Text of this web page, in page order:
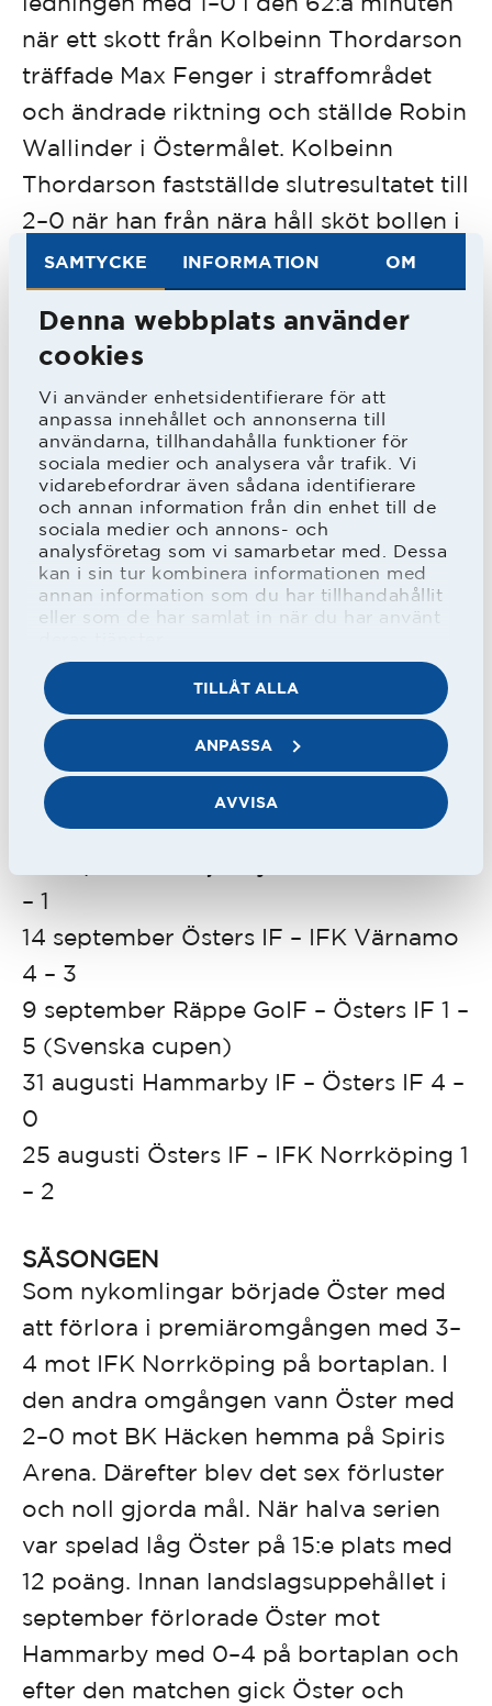
SAMTYCKE INFORMATION OM
Denna webbplats använder
cookies
Vi använder enhetsidentifierare för att
anpassa innehållet och annonserna till
användarna, tillhandahålla funktioner för
sociala medier och analysera vår trafik. Vi
vidarebefordrar även sådana identifierare
och annan information från din enhet till de
sociala medier och annons- och
analysföretag som vi samarbetar med. Dessa
kan i sin tur kombinera informationen med
annan information som du har tillhandahållit
eller som de har samlat in när du har använt
TILLÅT ALLA
ANPASSA
AVVISA
när ett skott från Kolbeinn Thordarson
träffade Max Fenger i straffområdet
och ändrade riktning och ställde Robin
Wallinder i Östermålet. Kolbeinn
Thordarson fastställde slutresultatet till
2–0 när han från nära håll sköt bollen i
mål.
Östers huvudtränare Roberth
Björknesjö blev efter matchen
intervjuad i sändningen från HBO Max
och sa bland annat det här om
matchen:
- Jag är väldigt stolt över killarna. De
kör hela vägen in och försöker. Jag sa
det om vi kan hålla bollen på marken i
andra halvlek, när vi får en utvisad, så
men tyvärr går den inte in.
MATCHFORM
29 september Östers IF – IFK Göteborg
0 – 2
– 1
14 september Östers IF – IFK Värnamo
4 – 3
9 september Räppe GoIF – Östers IF 1 –
5 (Svenska cupen)
31 augusti Hammarby IF – Östers IF 4 –
0
25 augusti Östers IF – IFK Norrköping 1
– 2
SÄSONGEN
Som nykomlingar började Öster med
att förlora i premiäromgången med 3–
4 mot IFK Norrköping på bortaplan. I
den andra omgången vann Öster med
2–0 mot BK Häcken hemma på Spiris
Arena. Därefter blev det sex förluster
och noll gjorda mål. När halva serien
var spelad låg Öster på 15:e plats med
12 poäng. Innan landslagsuppehållet i
september förlorade Öster mot
Hammarby med 0–4 på bortaplan och
efter den matchen gick Öster och